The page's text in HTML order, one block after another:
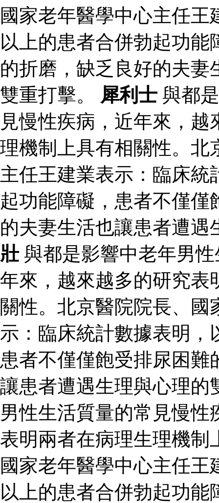
國家老年醫學中心主任
以上的患者合併勃起功
的折磨，缺乏良好的夫
雙重打擊。 犀利士 與都
見慢性疾病，近年來，
理機制上具有相關性。北
主任王建業表示：臨床
起功能障礙，患者不僅
的夫妻生活也讓患者遭
壯與都是影響中老年男
年來，越來越多的研究表
關性。北京醫院院長、
示：臨床統計數據表明，
患者不僅僅飽受排尿困
讓患者遭遇生理與心理的
男性生活質量的常見慢
表明兩者在病理生理機制
國家老年醫學中心主任
以上的患者合併勃起功